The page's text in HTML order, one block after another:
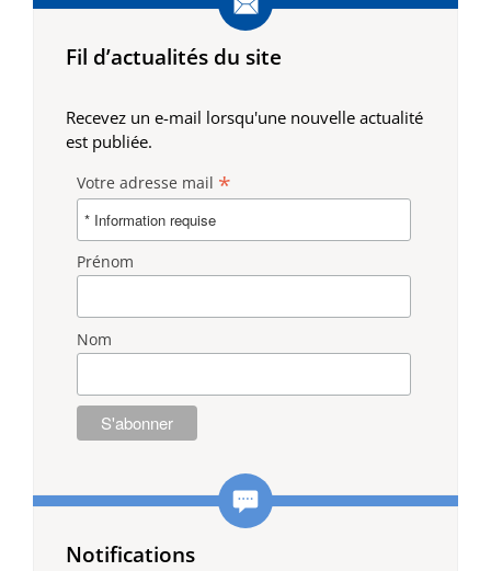
Fil d’actualités du site
Recevez un e-mail lorsqu'une nouvelle actualité
est publiée.
Votre adresse mail *
Prénom
Nom
Notifications